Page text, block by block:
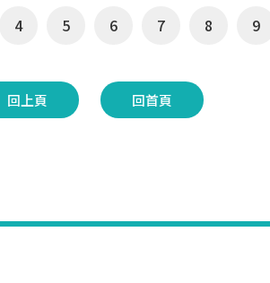
4 5 6 7 8 9
回上頁 回首頁